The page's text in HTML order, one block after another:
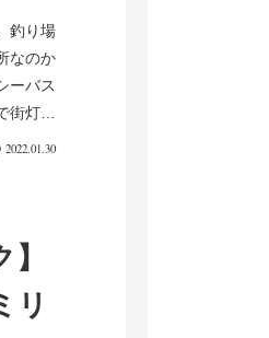
釣り場
なのか
ーバス
灯も
2022.01.30
リ